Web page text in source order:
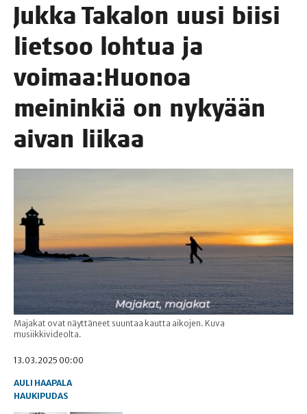
Juk­ka Taka­lon uusi bii­si
liet­soo loh­tua ja
voimaa:Huonoa
mei­nin­kiä on nyky­ään
aivan liikaa
Majakat ovat näyttäneet suuntaa kautta aikojen. Kuva
musiikkivideolta.
13.03.2025 00:00
AULI HAAPALA
HAUKIPUDAS